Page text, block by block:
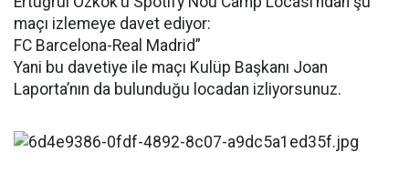
maçı izlemeye davet ediyor:
FC Barcelona-Real Madrid”
Yani bu davetiye ile maçı Kulüp Başkanı Joan
Laporta’nın da bulunduğu locadan izliyorsunuz.